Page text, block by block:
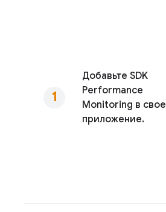
Добавьте SDK
Performance
Monitoring в свое
приложение.